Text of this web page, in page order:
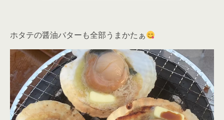
ホタテの醤油バターも全部うまかたぁ